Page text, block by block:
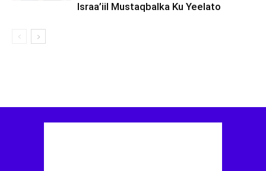
Israa’iil Mustaqbalka Ku Yeelato